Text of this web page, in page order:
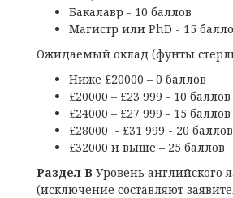
Бакалавр - 10 баллов
Магистр или PhD - 15
Ожидаемый оклад (фунты
Ниже £20000 – 0 баллов
£20000 – £23 999 - 10 баллов
£24000 – £27 999 - 15 баллов
£28000 - £31 999 - 20 баллов
£32000 и выше – 25 баллов
Раздел В Уровень английского
(исключение составляют